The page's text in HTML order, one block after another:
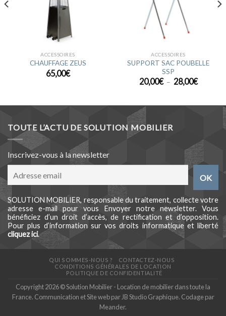
ACCESSOIRES
CHAUFFAGE ZEUS
65,00€
ACCESSOIRES
SUPPORT SAC POUBELLE
SSP
20,00€ – 28,00€Plage
de
à
TOUTE L’ACTU DE SOLUTION MOBILIER
Inscrivez-vous à la newsletter
SOLUTION MOBILIER, responsable du traitement, collecte votre
adresse e-mail pour vous Envoyer notre newsletter. Vous
bénéficiez d’un droit d’accès, de rectification et d’opposition.
Pour plus d’information sur vos droits informatique et liberté
cliquez ici.
QUI SOMMES-NOUS ?
CONTACTEZ-NOUS
CONDITIONS GÉNÉRALES DE LOCATION
POLITIQUE DE CONFIDENTIALITÉ
Copyright 2026 © Solution Mobilier - Location de mobilier dans toute la
France. Communication et Site web par JB Studio Graphique. Codage par
Meander.